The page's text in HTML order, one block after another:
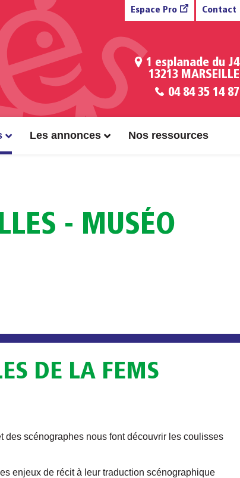
Espace Pro Contact
1 esplanade du J4
13213 MARSEILLE
04 84 35 14 87
Les annonces Nos ressources
- MUSÉO
DE LA FEMS
des scénographes nous font découvrir les coulisses
enjeux de récit à leur traduction scénographique